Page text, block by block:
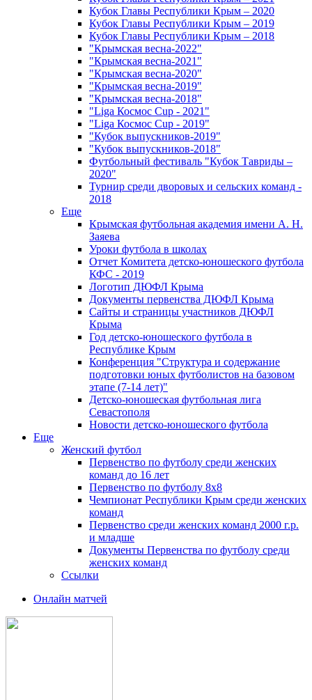
Кубок Главы Республики Крым – 2020
Кубок Главы Республики Крым – 2019
Кубок Главы Республики Крым – 2018
"Крымская весна-2022"
"Крымская весна-2021"
"Крымская весна-2020"
"Крымская весна-2019"
"Крымская весна-2018"
"Liga Космос Cup - 2021"
"Liga Космос Cup - 2019"
"Кубок выпускников-2019"
"Кубок выпускников-2018"
Футбольный фестиваль "Кубок Тавриды –
2020"
Турнир среди дворовых и сельских команд -
2018
Еще
Крымская футбольная академия имени А. Н.
Заяева
Уроки футбола в школах
Отчет Комитета детско-юношеского футбола
КФС - 2019
Логотип ДЮФЛ Крыма
Документы первенства ДЮФЛ Крыма
Сайты и страницы участников ДЮФЛ
Крыма
Год детско-юношеского футбола в
Республике Крым
Конференция "Структура и содержание
подготовки юных футболистов на базовом
этапе (7-14 лет)"
Детско-юношеская футбольная лига
Севастополя
Новости детско-юношеского футбола
Еще
Женский футбол
Первенство по футболу среди женских
команд до 16 лет
Первенство по футболу 8х8
Чемпионат Республики Крым среди женских
команд
Первенство среди женских команд 2000 г.р.
и младше
Документы Первенства по футболу среди
женских команд
Ссылки
Онлайн матчей